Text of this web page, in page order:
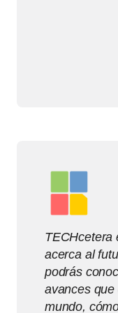
TECHcetera
acerca al
podrás
avances
mundo,